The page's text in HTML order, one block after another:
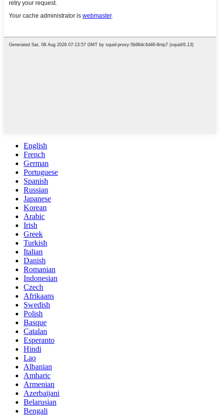
English
French
German
Portuguese
Spanish
Russian
Japanese
Korean
Arabic
Irish
Greek
Turkish
Italian
Danish
Romanian
Indonesian
Czech
Afrikaans
Swedish
Polish
Basque
Catalan
Esperanto
Hindi
Lao
Albanian
Amharic
Armenian
Azerbaijani
Belarusian
Bengali